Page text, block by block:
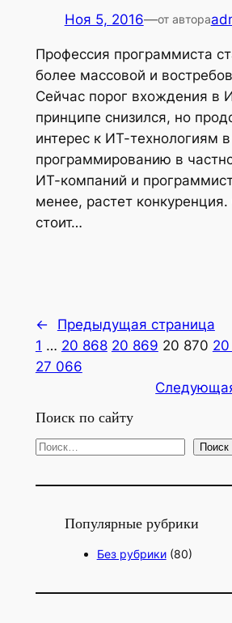
Ноя 5, 2016—от автора
Профессия программиста
более массовой и
Сейчас порог вхождения в
принципе снизился, но
интерес к ИТ-технологиям
программированию в
ИТ-компаний и
менее, растет
стоит…
←
Предыдущая страница
1 … 20 868 20 869 20 870 20
27 066
Поиск по сайту
П
и
Поиск
Популярные рубрики
Без рубрики(80)